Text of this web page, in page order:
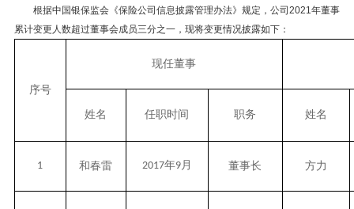
根据中国银保监会《保险公司信息披露管理办法》规定，公司2021年董事
累计变更人数超过董事会成员三分之一，现将变更情况披露如下：
序号
现任董事
姓名 任职时间 职务 姓名
1 和春雷 2017年9月 董事长 方力